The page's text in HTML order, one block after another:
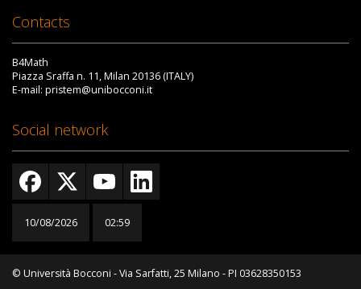
Contacts
B4Math
Piazza Sraffa n. 11, Milan 20136 (ITALY)
E-mail: pristem@unibocconi.it
Social network
10/08/2026 02:59
© Università Bocconi - Via Sarfatti, 25 Milano - PI 03628350153